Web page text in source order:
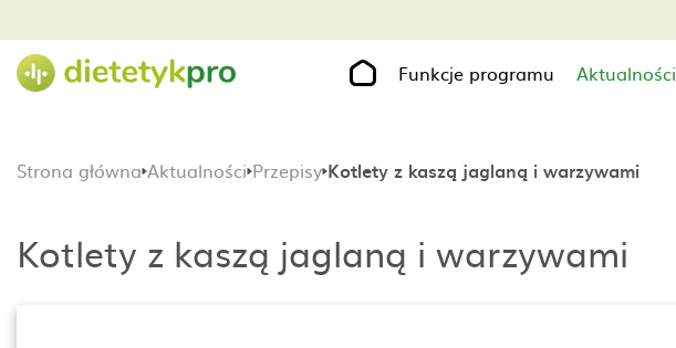
Funkcje programu
Aktualności
Strona główna Aktualności Przepisy Kotlety z kaszą jaglaną i warzywami
Kotlety z kaszą jaglaną i warzywami